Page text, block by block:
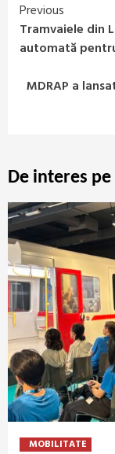
Continue
Reading
Previous
Tramvaiele din
automată
MDRAP a
De interes
MOBILITATE